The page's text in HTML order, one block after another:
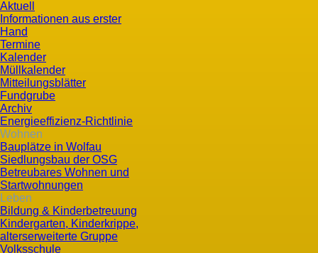
Aktuell
Informationen aus erster
Hand
Termine
Kalender
Müllkalender
Mitteilungsblätter
Fundgrube
Archiv
Energieeffizienz-Richtlinie
Wohnen
Bauplätze in Wolfau
Siedlungsbau der OSG
Betreubares Wohnen und
Startwohnungen
Leben
Bildung & Kinderbetreuung
Kindergarten, Kinderkrippe,
alterserweiterte Gruppe
Volksschule